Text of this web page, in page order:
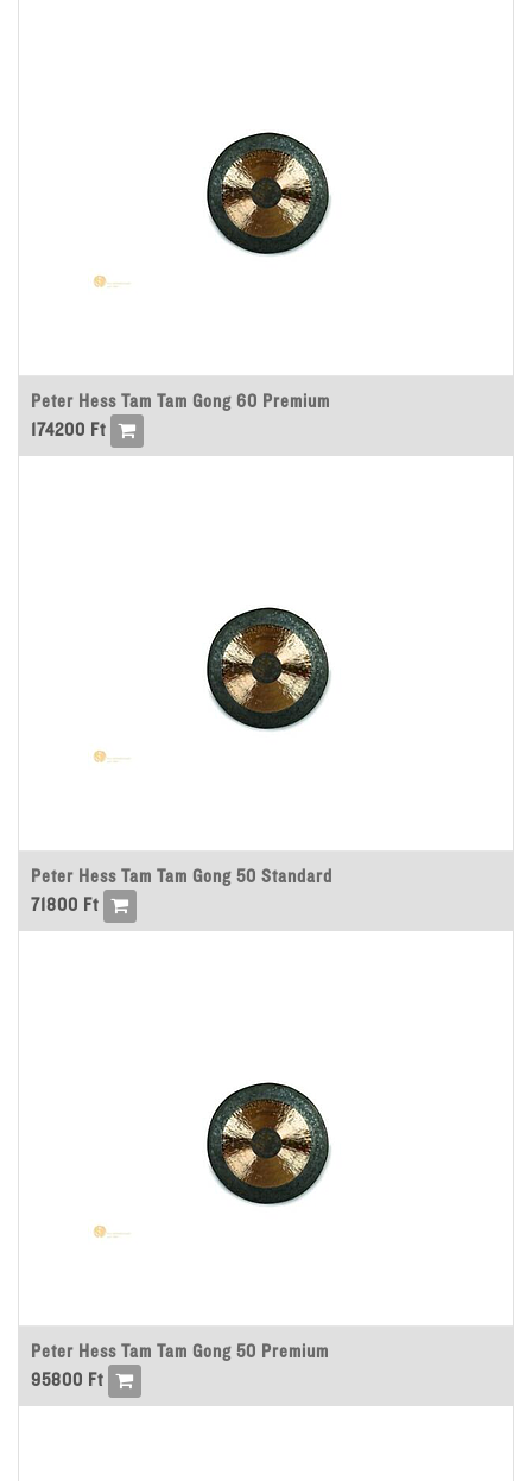
Peter Hess Tam Tam Gong 60 Premium
174200 Ft
Peter Hess Tam Tam Gong 50 Standard
71800 Ft
Peter Hess Tam Tam Gong 50 Premium
95800 Ft